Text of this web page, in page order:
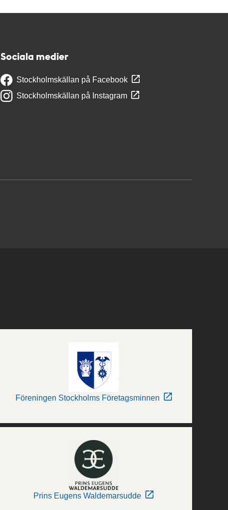
Sociala medier
Stockholmskällan på Facebook
Stockholmskällan på Instagram
Föreningen Stockholms Företagsminnen
Prins Eugens Waldemarsudde